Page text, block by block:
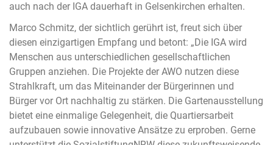
auch nach der IGA dauerhaft in Gelsenkirchen erhalten.
Marco Schmitz, der sichtlich gerührt ist, freut sich über
diesen einzigartigen Empfang und betont: „Die IGA wird
Menschen aus unterschiedlichen gesellschaftlichen
Gruppen anziehen. Die Projekte der AWO nutzen diese
Strahlkraft, um das Miteinander der Bürgerinnen und
Bürger vor Ort nachhaltig zu stärken. Die Gartenausstellung
bietet eine einmalige Gelegenheit, die Quartiersarbeit
aufzubauen sowie innovative Ansätze zu erproben. Gerne